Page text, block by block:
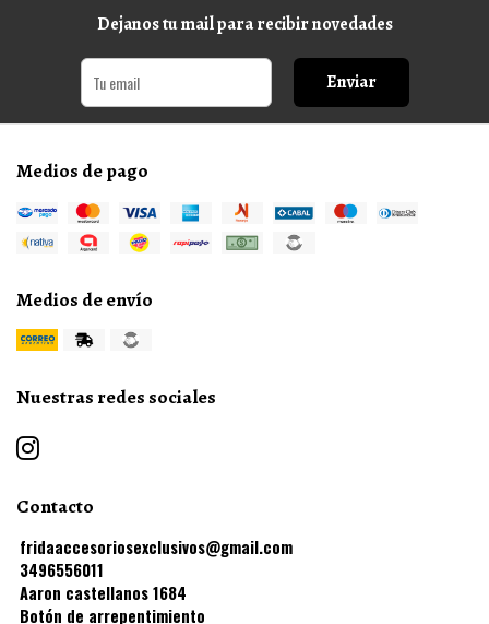
Dejanos tu mail para recibir novedades
Enviar
Medios de pago
Medios de envío
Nuestras redes sociales
Contacto
fridaaccesoriosexclusivos@gmail.com
3496556011
Aaron castellanos 1684
Botón de arrepentimiento